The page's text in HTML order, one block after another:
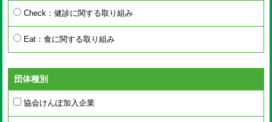
Check：健診に関する取り組み
Eat：食に関する取り組み
団体種別
協会けんぽ加入企業